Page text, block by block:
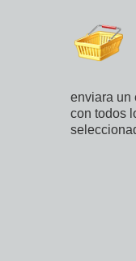
enviara un
con todos